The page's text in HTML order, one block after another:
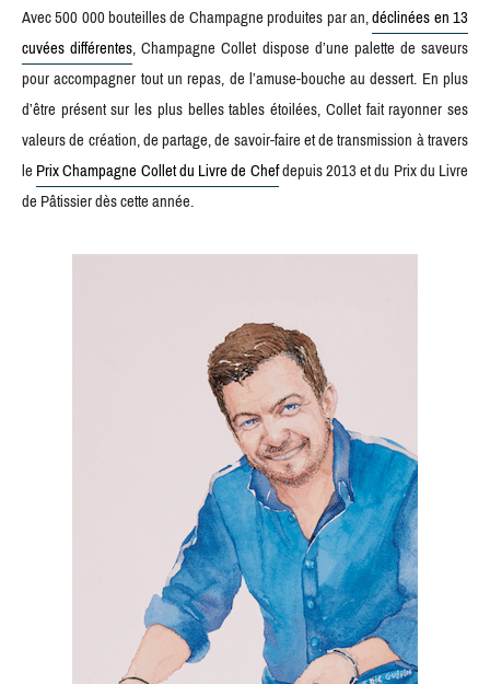
Avec 500 000 bouteilles de Champagne produites par an,déclinées en 13
cuvées différentes, Champagne Collet dispose d’une palette de saveurs
pour accompagner tout un repas, de l’amuse-bouche au dessert. En plus
d’être présent sur les plus belles tables étoilées, Collet fait rayonner ses
valeurs de création, de partage, de savoir-faire et de transmission à travers
lePrix Champagne Collet du Livre de Chefdepuis 2013 et du Prix du Livre
de Pâtissier dès cette année.